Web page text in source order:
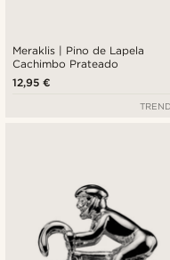
Meraklis | Pino de Lapela
Cachimbo Prateado
12,95 €